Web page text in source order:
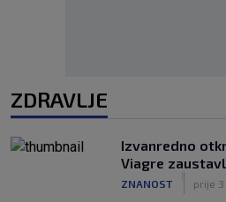
ZDRAVLJE
Izvanredno
Viagre
ZNANOST prije 3